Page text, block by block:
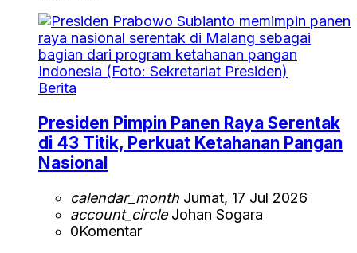
Berita
Presiden Pimpin Panen Raya Serentak
di 43 Titik, Perkuat Ketahanan Pangan
Nasional
calendar_month Jumat, 17 Jul 2026
account_circleJohan Sogara
0Komentar